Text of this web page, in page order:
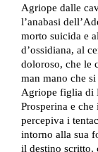
Agriope dalle
l’anabasi
morto suicida e
d’ossidiana, al
doloroso, che le
man mano che
Agriope figlia di
Prosperina e
percepiva i
intorno alla sua
il destino scritto,